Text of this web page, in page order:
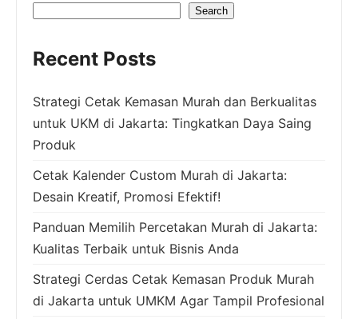
Search
Recent Posts
Strategi Cetak Kemasan Murah dan Berkualitas
untuk UKM di Jakarta: Tingkatkan Daya Saing
Produk
Cetak Kalender Custom Murah di Jakarta:
Desain Kreatif, Promosi Efektif!
Panduan Memilih Percetakan Murah di Jakarta:
Kualitas Terbaik untuk Bisnis Anda
Strategi Cerdas Cetak Kemasan Produk Murah
di Jakarta untuk UMKM Agar Tampil Profesional